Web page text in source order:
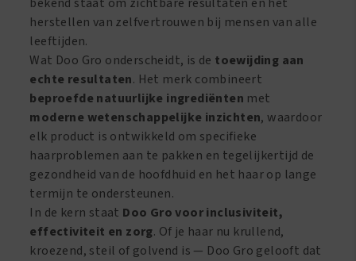
herstellen van zelfvertrouwen bij mensen van alle
leeftijden.
Wat Doo Gro onderscheidt, is de toewijding aan
echte resultaten. Het merk combineert
beproefde natuurlijke ingrediënten met
moderne wetenschappelijke inzichten, waardoor
elk product is ontwikkeld om specifieke
haarproblemen aan te pakken en tegelijkertijd de
gezondheid van de hoofdhuid en het haar op lange
termijn te ondersteunen.
In de kern staat Doo Gro voor inclusiviteit,
effectiviteit en zorg. Of je haar nu krullend,
kroezend, steil of golvend is — Doo Gro gelooft dat